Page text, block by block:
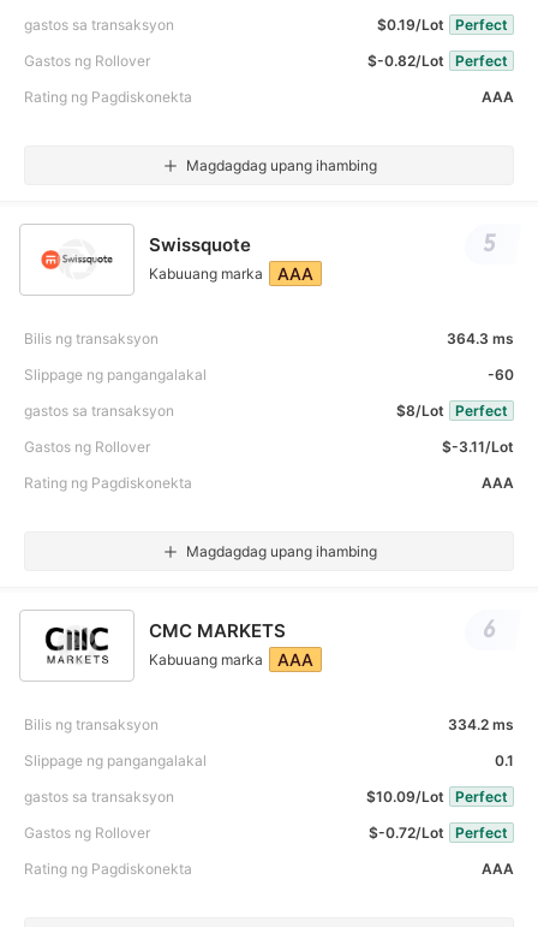
gastos sa transaksyon
$0.19/Lot
Perfect
Gastos ng Rollover
$-0.82/Lot
Perfect
Rating ng Pagdiskonekta
AAA
Magdagdag upang ihambing
Swissquote
Kabuuang marka AAA
Bilis ng transaksyon
364.3 ms
Slippage ng pangangalakal
-60
gastos sa transaksyon
$8/Lot
Perfect
Gastos ng Rollover
$-3.11/Lot
Rating ng Pagdiskonekta
AAA
Magdagdag upang ihambing
5
CMC MARKETS
Kabuuang marka AAA
Bilis ng transaksyon
334.2 ms
Slippage ng pangangalakal
0.1
gastos sa transaksyon
$10.09/Lot
Perfect
Gastos ng Rollover
$-0.72/Lot
Perfect
Rating ng Pagdiskonekta
AAA
6